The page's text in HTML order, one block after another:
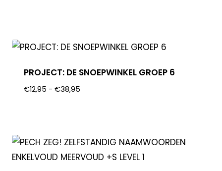
PROJECT: DE SNOEPWINKEL GROEP 6
€12,95 - €38,95